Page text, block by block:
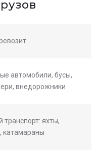
автомобили, бусы,
внедорожники
транспорт: яхты,
катамараны